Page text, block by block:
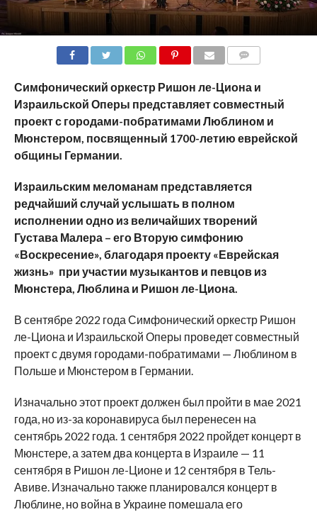
Симфонический оркестр Ришон ле-Циона и
Израильской Оперы представляет совместный
проект с городами-побратимами Люблином и
Мюнстером, посвященный 1700-летию еврейской
общины Германии.
Израильским меломанам представляется
редчайший случай услышать в полном
исполнении одно из величайших творений
Густава Малера – его Вторую симфонию
«Воскресение», благодаря проекту «Еврейская
жизнь» при участии музыкантов и певцов из
Мюнстера, Люблина и Ришон ле-Циона.
В сентябре 2022 года Симфонический оркестр Ришон
ле-Циона и Израильской Оперы проведет совместный
проект с двумя городами-побратимами — Люблином в
Польше и Мюнстером в Германии.
Изначально этот проект должен был пройти в мае 2021
года, но из-за коронавируса был перенесен на
сентябрь 2022 года. 1 сентября 2022 пройдет концерт в
Мюнстере, а затем два концерта в Израиле — 11
сентября в Ришон ле-Ционе и 12 сентября в Тель-
Авиве. Изначально также планировался концерт в
Люблине, но война в Украине помешала его